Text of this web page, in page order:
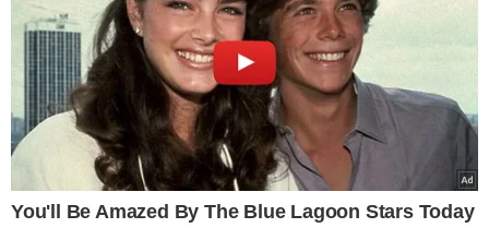
PERCEPÇÃO DOS SABORES
Segundo o médico geneticista Ricardo Di Lazzaro,
fundador da Genera e consultor em genética da Dasa, a
forma como cada indivíduo percebe o sabor dos
alimentos está relacionada, em parte, ao funcionamento
dos genes.